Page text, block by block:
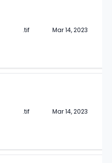
.tif Mar 14, 2023
.tif Mar 14, 2023